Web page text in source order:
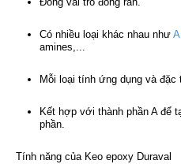
Có nhiều loại khác nhau như
amines,...
Mỗi loại tính ứng dụng và đặc
Kết hợp với thành phần A để
phần.
Tính năng của Keo epoxy Duraval